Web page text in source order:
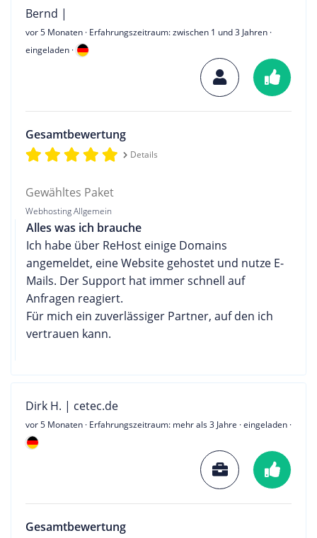
Bernd |
vor 5 Monaten · Erfahrungszeitraum: zwischen 1 und 3 Jahren ·
eingeladen ·
Gesamtbewertung
Details
Gewähltes Paket
Webhosting Allgemein
Alles was ich brauche
Ich habe über ReHost einige Domains
angemeldet, eine Website gehostet und nutze E-
Mails. Der Support hat immer schnell auf
Anfragen reagiert.
Für mich ein zuverlässiger Partner, auf den ich
vertrauen kann.
Dirk H. | cetec.de
vor 5 Monaten · Erfahrungszeitraum: mehr als 3 Jahre · eingeladen ·
Gesamtbewertung